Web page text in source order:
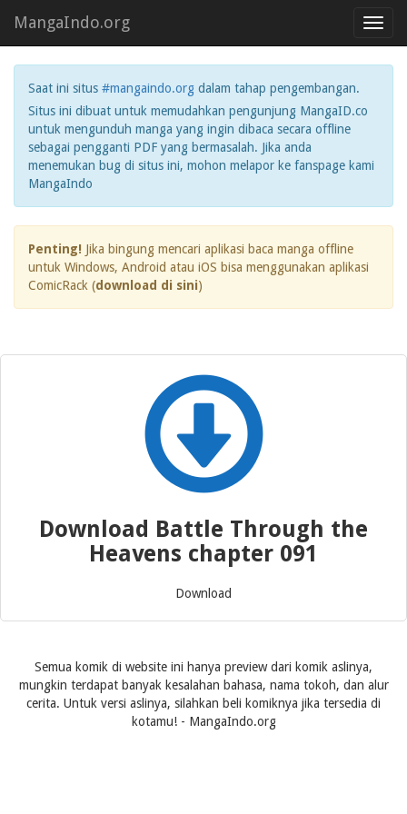
MangaIndo.org
Saat ini situs #mangaindo.org dalam tahap pengembangan.
Situs ini dibuat untuk memudahkan pengunjung MangaID.co
untuk mengunduh manga yang ingin dibaca secara offline
sebagai pengganti PDF yang bermasalah. Jika anda
menemukan bug di situs ini, mohon melapor ke fanspage kami
MangaIndo
Penting! Jika bingung mencari aplikasi baca manga offline
untuk Windows, Android atau iOS bisa menggunakan aplikasi
ComicRack (download di sini)
Download Battle Through the
Heavens chapter 091
Download
Semua komik di website ini hanya preview dari komik aslinya,
mungkin terdapat banyak kesalahan bahasa, nama tokoh, dan alur
cerita. Untuk versi aslinya, silahkan beli komiknya jika tersedia di
kotamu! - MangaIndo.org